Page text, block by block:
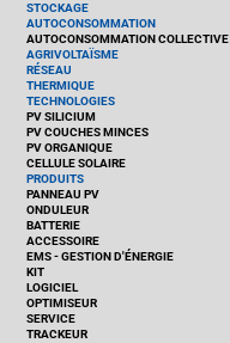
STOCKAGE
AUTOCONSOMMATION
AUTOCONSOMMATION COLLECTIVE
AGRIVOLTAÏSME
RÉSEAU
THERMIQUE
TECHNOLOGIES
PV SILICIUM
PV COUCHES MINCES
PV ORGANIQUE
CELLULE SOLAIRE
PRODUITS
PANNEAU PV
ONDULEUR
BATTERIE
ACCESSOIRE
EMS - GESTION D'ÉNERGIE
KIT
LOGICIEL
OPTIMISEUR
SERVICE
TRACKEUR